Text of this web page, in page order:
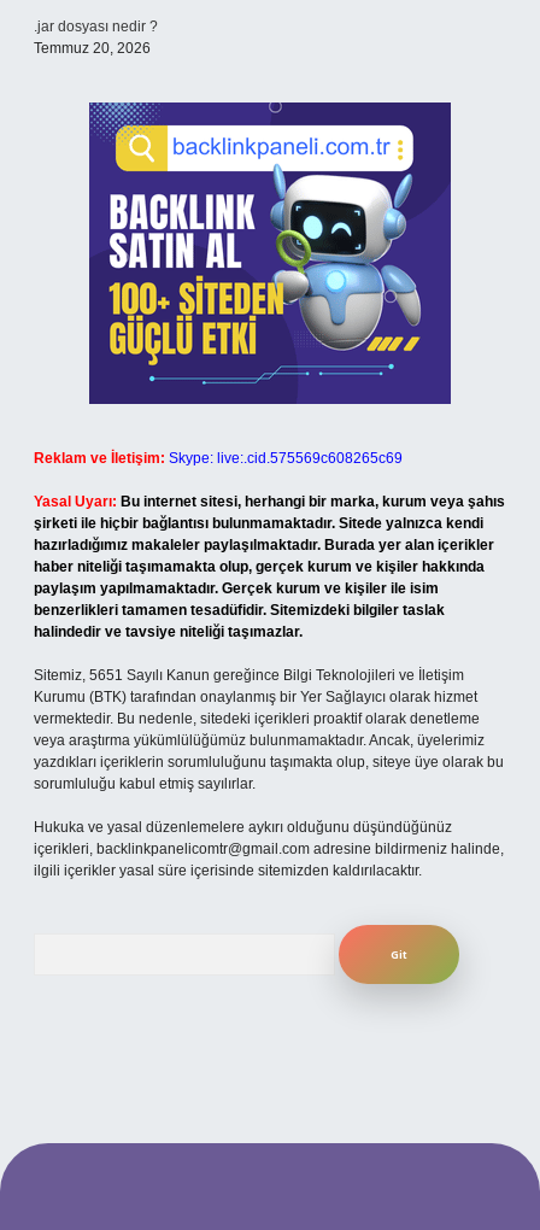
.jar dosyası nedir ?
Temmuz 20, 2026
Reklam ve İletişim: Skype: live:.cid.575569c608265c69
Yasal Uyarı: Bu internet sitesi, herhangi bir marka, kurum veya şahıs
şirketi ile hiçbir bağlantısı bulunmamaktadır. Sitede yalnızca kendi
hazırladığımız makaleler paylaşılmaktadır. Burada yer alan içerikler
haber niteliği taşımamakta olup, gerçek kurum ve kişiler hakkında
paylaşım yapılmamaktadır. Gerçek kurum ve kişiler ile isim
benzerlikleri tamamen tesadüfidir. Sitemizdeki bilgiler taslak
halindedir ve tavsiye niteliği taşımazlar.
Sitemiz, 5651 Sayılı Kanun gereğince Bilgi Teknolojileri ve İletişim
Kurumu (BTK) tarafından onaylanmış bir Yer Sağlayıcı olarak hizmet
vermektedir. Bu nedenle, sitedeki içerikleri proaktif olarak denetleme
veya araştırma yükümlülüğümüz bulunmamaktadır. Ancak, üyelerimiz
yazdıkları içeriklerin sorumluluğunu taşımakta olup, siteye üye olarak bu
sorumluluğu kabul etmiş sayılırlar.
Hukuka ve yasal düzenlemelere aykırı olduğunu düşündüğünüz
içerikleri, backlinkpanelicomtr@gmail.com adresine bildirmeniz halinde,
ilgili içerikler yasal süre içerisinde sitemizden kaldırılacaktır.
yeni giriş adresi